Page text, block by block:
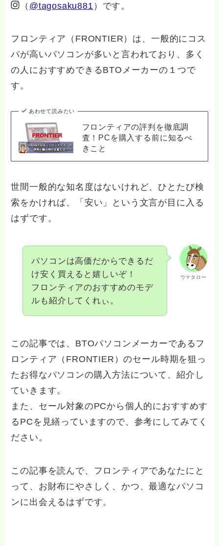
（ @tagosaku881 ）です。
フロンティア（FRONTIER）は、一般的にコス
パが高いパソコンが多いと言われており、多く
の人におすすめできるBTOメーカーの１つで
す。
あわせて読みたい
フロンティアの評判を徹底調
査！PCを購入する前に知るべ
きこと
世間一般的な知名度はないけれど、ひとたび検
索をかければ、「安い」という文言が目に入る
はずです。
ウマタロー
パソコンは高価だからできるだ
け安く買えると嬉しいぞ！
フロンティアのおすすめのモデ
ルも紹介してくれぃ。
この記事では、BTOパソコンメーカーであるフ
ロンティア（FRONTIER）のセール時期を狙っ
たお得なパソコンの購入方法について、紹介し
ていきます。
また、セール対象のPCから個人的におすすめす
るPCを見繕っていますので、参考にしてみてく
ださい。
この記事を読んで、フロンティアであなたにと
って、お財布にやさしく、かつ、最適なパソコ
ンに出会えるはずです。